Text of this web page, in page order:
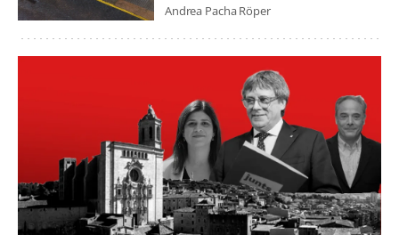
Andrea Pacha Röper